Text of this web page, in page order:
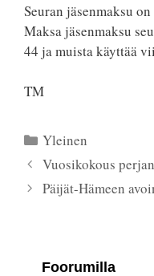
Seuran jäsenmaksu
Maksa jäsenmaksu
44 ja muista käyttää
TM
Kategoriat
Yleinen
Vuosikokous
Päijät-Hämeen
Foorumilla